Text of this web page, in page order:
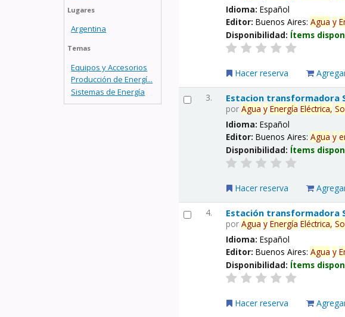
Lugares
Argentina
Temas
Equipos y Accesorios
Producción de Energí...
Sistemas de Energía
Idioma:Español
Editor:Buenos Aires:Agua y
Disponibilidad: Ítems
Hacer reserva
3. Estacion transformadora
porAgua y Energía Eléctrica,
Idioma:Español
Editor:Buenos Aires:Agua y
Disponibilidad: Ítems
Hacer reserva
4. Estación transformadora
porAgua y Energía Eléctrica,
Idioma:Español
Editor:Buenos Aires:Agua y
Disponibilidad: Ítems
Hacer reserva